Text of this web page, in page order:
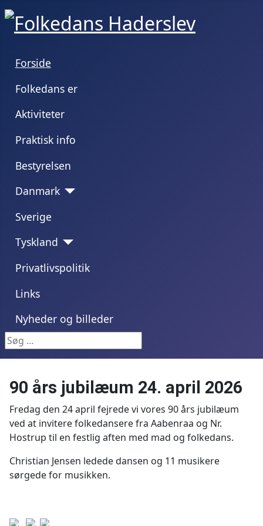
Forside
Folkedans er
Aktiviteter
Praktisk info
Bestyrelsen
Danmark
Sverige
Tyskland
Privatlivspolitik
Links
Nyheder og billeder
Søg …
90 års jubilæum 24. april 2026
Fredag den 24 april fejrede vi vores 90 års jubilæum
ved at invitere folkedansere fra Aabenraa og Nr.
Hostrup til en festlig aften med mad og folkedans.
Christian Jensen ledede dansen og 11 musikere
sørgede for musikken.